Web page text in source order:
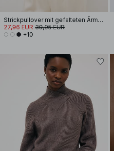
Strickpullover mit gefalteten Ärmeln
27,96 EUR 39,95 EUR
+10